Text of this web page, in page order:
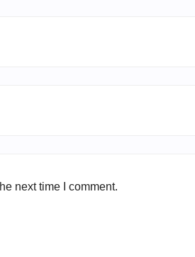
next time I comment.